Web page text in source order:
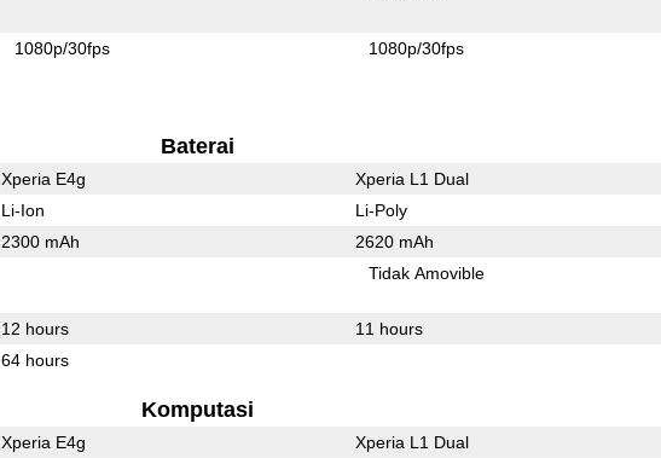
1080p/30fps 1080p/30fps
Baterai
Xperia E4g Xperia L1 Dual
Li-Ion Li-Poly
2300 mAh 2620 mAh
Tidak Amovible
12 hours 11 hours
64 hours
Komputasi
Xperia E4g Xperia L1 Dual